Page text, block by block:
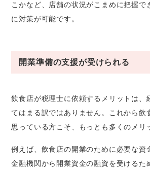
こかなど、店舗の状況がこまめに把握で
に対策が可能です。
開業準備の支援が受けられる
飲食店が税理士に依頼するメリットは、
てはまる訳ではありません。これから飲
思っている方こそ、もっとも多くのメリ
例えば、飲食店の開業のために必要な資
金融機関から開業資金の融資を受けるた